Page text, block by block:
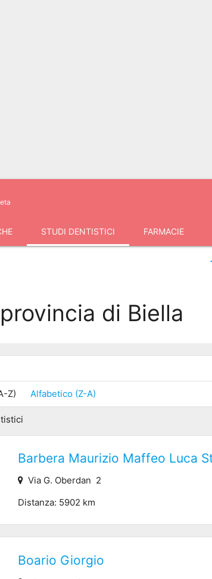
STUDI DENTISTICI FARMACIE
di Biella
Z) Alfabetico (Z-A)
Barbera Maurizio Maffeo Luca
Via G. Oberdan 2
Distanza: 5902 km
Boario Giorgio